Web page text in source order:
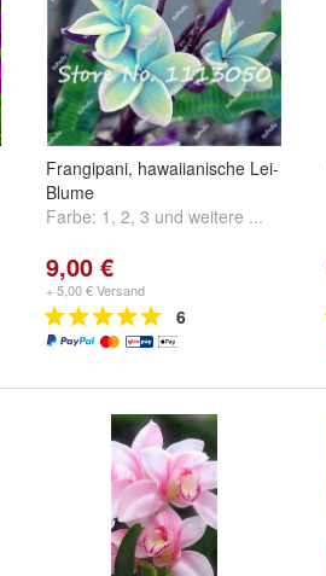
Frangipani, hawaiianische Lei-
Blume
Farbe: 1 , 2, 3 und weitere ...
9,00 €
+ 5,00 € Versand
6